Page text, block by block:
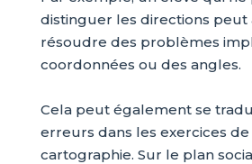
distinguer les directions peut
résoudre des problèmes
coordonnées ou des angles.
Cela peut également se
erreurs dans les exercices
cartographie. Sur le plan